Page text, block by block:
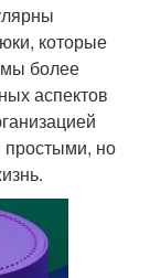
которые
более
аспектов
простыми, но